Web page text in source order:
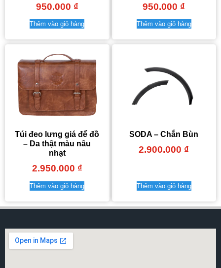
950.000 ₫
Thêm vào giỏ hàng
950.000 ₫
Thêm vào giỏ hàng
Túi đeo lưng giá để đồ
– Da thật màu nâu
nhạt
2.950.000 ₫
Thêm vào giỏ hàng
SODA – Chắn Bùn
2.900.000 ₫
Thêm vào giỏ hàng